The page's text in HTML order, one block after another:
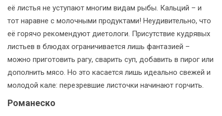
её листья не уступают многим видам рыбы. Кальций – и
тот наравне с молочными продуктами! Неудивительно, что
её горячо рекомендуют диетологи. Присутствие кудрявых
листьев в блюдах ограничивается лишь фантазией –
можно приготовить рагу, сварить суп, добавить в пирог или
дополнить мясо. Но это касается лишь идеально свежей и
молодой кале: перезревшие листочки начинают горчить.
Романеско